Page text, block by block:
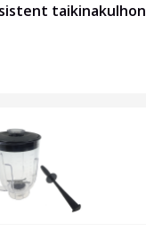
taikinakulhon